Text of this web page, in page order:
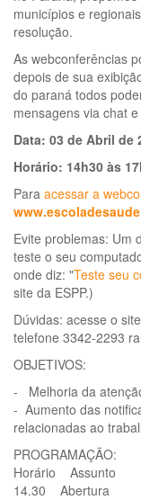
municípios e
resolução.
As webconferências
depois de sua
do paraná todos
mensagens via chat
Data: 03 de Abril de
Horário: 14h30 às
Para acessar a
Evite problemas: Um
teste o seu
onde diz: "Teste seu
site da ESPP.)
Dúvidas: acesse o
telefone 3342-2293
OBJETIVOS:
- Melhoria da
- Aumento das
relacionadas ao
PROGRAMAÇÃO:
Horário Assunto
14.30 Abertura